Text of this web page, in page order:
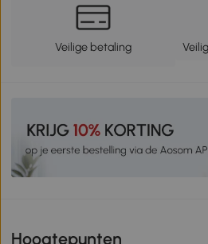
Veilige betaling
Hoogtepunten